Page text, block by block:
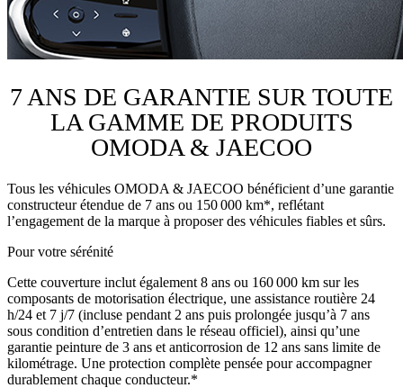
7 ANS DE GARANTIE SUR TOUTE
LA GAMME DE PRODUITS
OMODA & JAECOO
Tous les véhicules OMODA & JAECOO bénéficient d’une garantie
constructeur étendue de 7 ans ou 150 000 km*, reflétant
l’engagement de la marque à proposer des véhicules fiables et sûrs.
Pour votre sérénité
Cette couverture inclut également 8 ans ou 160 000 km sur les
composants de motorisation électrique, une assistance routière 24
h/24 et 7 j/7 (incluse pendant 2 ans puis prolongée jusqu’à 7 ans
sous condition d’entretien dans le réseau officiel), ainsi qu’une
garantie peinture de 3 ans et anticorrosion de 12 ans sans limite de
kilométrage. Une protection complète pensée pour accompagner
durablement chaque conducteur.*